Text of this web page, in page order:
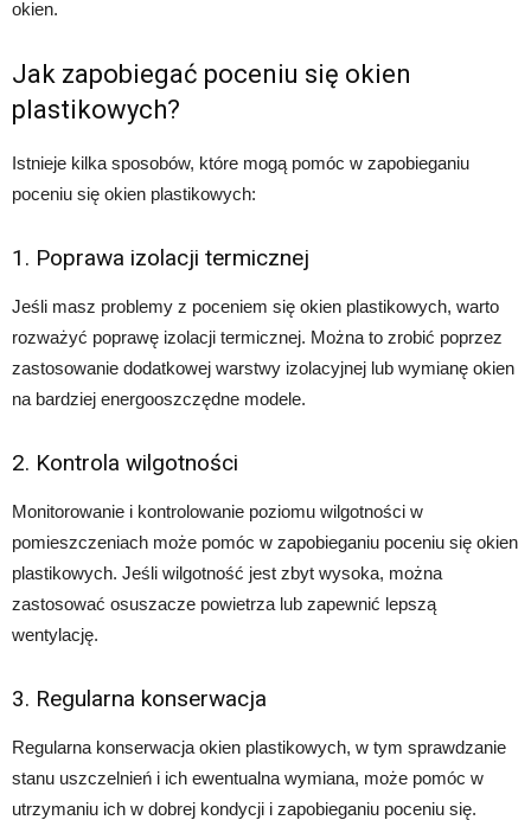
okien.
Jak zapobiegać poceniu się okien
plastikowych?
Istnieje kilka sposobów, które mogą pomóc w zapobieganiu
poceniu się okien plastikowych:
1. Poprawa izolacji termicznej
Jeśli masz problemy z poceniem się okien plastikowych, warto
rozważyć poprawę izolacji termicznej. Można to zrobić poprzez
zastosowanie dodatkowej warstwy izolacyjnej lub wymianę okien
na bardziej energooszczędne modele.
2. Kontrola wilgotności
Monitorowanie i kontrolowanie poziomu wilgotności w
pomieszczeniach może pomóc w zapobieganiu poceniu się okien
plastikowych. Jeśli wilgotność jest zbyt wysoka, można
zastosować osuszacze powietrza lub zapewnić lepszą
wentylację.
3. Regularna konserwacja
Regularna konserwacja okien plastikowych, w tym sprawdzanie
stanu uszczelnień i ich ewentualna wymiana, może pomóc w
utrzymaniu ich w dobrej kondycji i zapobieganiu poceniu się.